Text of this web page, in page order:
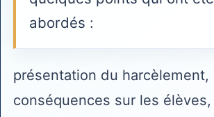
abordés :
présentation du harcèlement,
conséquences sur les élèves,